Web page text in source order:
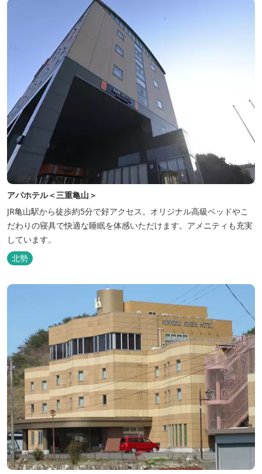
アパホテル＜三重亀山＞
JR亀山駅から徒歩約5分で好アクセス。オリジナル高級ベッドやこ
だわりの寝具で快適な睡眠を体感いただけます。アメニティも充実
しています。
北勢